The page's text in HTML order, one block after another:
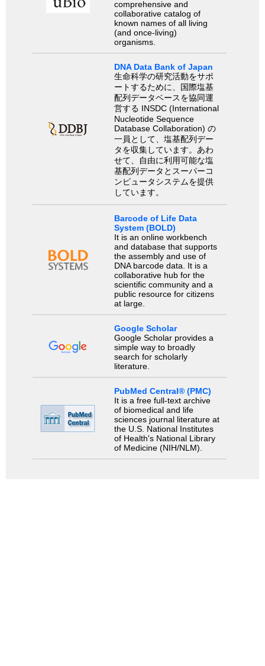
comprehensive and
collaborative catalog of
known names of all living
(and once-living)
organisms.
DNA Data Bank of Japan
生命科学の研究活動をサポ
ートするために、国際塩基
配列データベースを協同運
営する INSDC (International
Nucleotide Sequence
Database Collaboration) の
一員として、塩基配列デー
タを収集しています。あわ
せて、自由に利用可能な塩
基配列データとスーパーコ
ンピュータシステムを提供
しています。
Barcode of Life Data
System (BOLD)
It is an online workbench
and database that supports
the assembly and use of
DNA barcode data. It is a
collaborative hub for the
scientific community and a
public resource for citizens
at large.
Google Scholar
Google Scholar provides a
simple way to broadly
search for scholarly
literature.
PubMed Central® (PMC)
It is a free full-text archive
of biomedical and life
sciences journal literature at
the U.S. National Institutes
of Health's National Library
of Medicine (NIH/NLM).